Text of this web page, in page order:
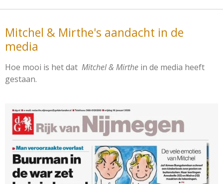
Mitchel & Mirthe's aandacht in de
media
Hoe mooi is het dat Mitchel & Mirthe in de media heeft
gestaan.